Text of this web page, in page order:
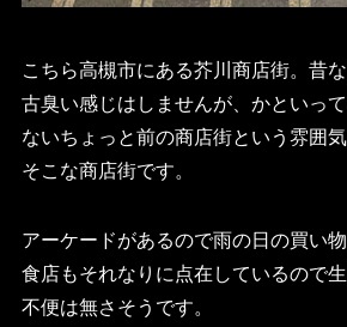
こちら高槻市にある芥川商店街。昔
古臭い感じはしませんが、かといっ
ないちょっと前の商店街という雰囲
そこな商店街です。
アーケードがあるので雨の日の買い
食店もそれなりに点在しているので
不便は無さそうです。